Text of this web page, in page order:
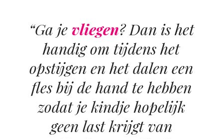
“Ga je vliegen? Dan is het
handig om tijdens het
opstijgen en het dalen een
fles bij de hand te hebben
zodat je kindje hopelijk
geen last krijgt van